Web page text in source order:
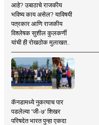
आहे? उबाठाचे राजकीय
भविष्य काय असेल? याविषयी
पत्रकार आणि राजकीय
विश्लेषक सुशील कुलकर्णी
यांची ही रोखठोक मुलाखत..
कॅनडामध्ये नुकत्याच पार
पडलेल्या 'जी-७' शिखर
परिषदेत भारत पुन्हा एकदा